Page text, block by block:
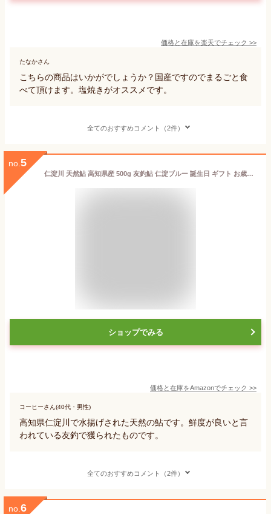
価格と在庫を楽天でチェック >>
たなかさん
こちらの商品はいかがでしょうか？国産ですのでまるごと食
べて頂けます。塩焼きがオススメです。
全てのおすすめコメント（2件）
no. 5
仁淀川 天然鮎 高知県産 500g 友釣鮎 仁淀ブルー 誕生日 ギフト お歳暮 (ご自宅用エコ包装)
ショップでみる
価格と在庫をAmazonでチェック >>
コーヒーさん(40代・男性)
高知県仁淀川で水揚げされた天然の鮎です。鮮度が良いと言
われている友釣で獲られたものです。
全てのおすすめコメント（2件）
no. 6